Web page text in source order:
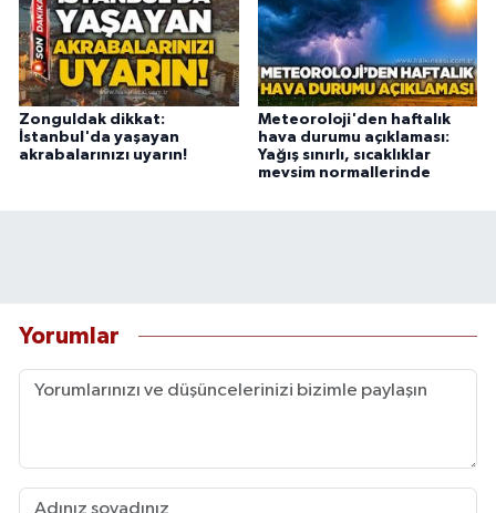
Zonguldak dikkat:
İstanbul'da yaşayan
akrabalarınızı uyarın!
Meteoroloji'den haftalık
hava durumu açıklaması:
Yağış sınırlı, sıcaklıklar
mevsim normallerinde
Yorumlar